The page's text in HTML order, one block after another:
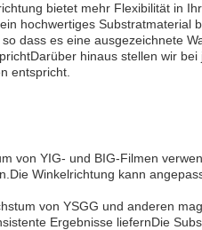
bietet mehr Flexibilität in
hochwertiges
dass es eine ausgezeichnete
hinaus stellen wir
entspricht.
von YIG- und BIG-Filmen
Winkelrichtung kann
von YSGG und anderen
Ergebnisse liefernDie